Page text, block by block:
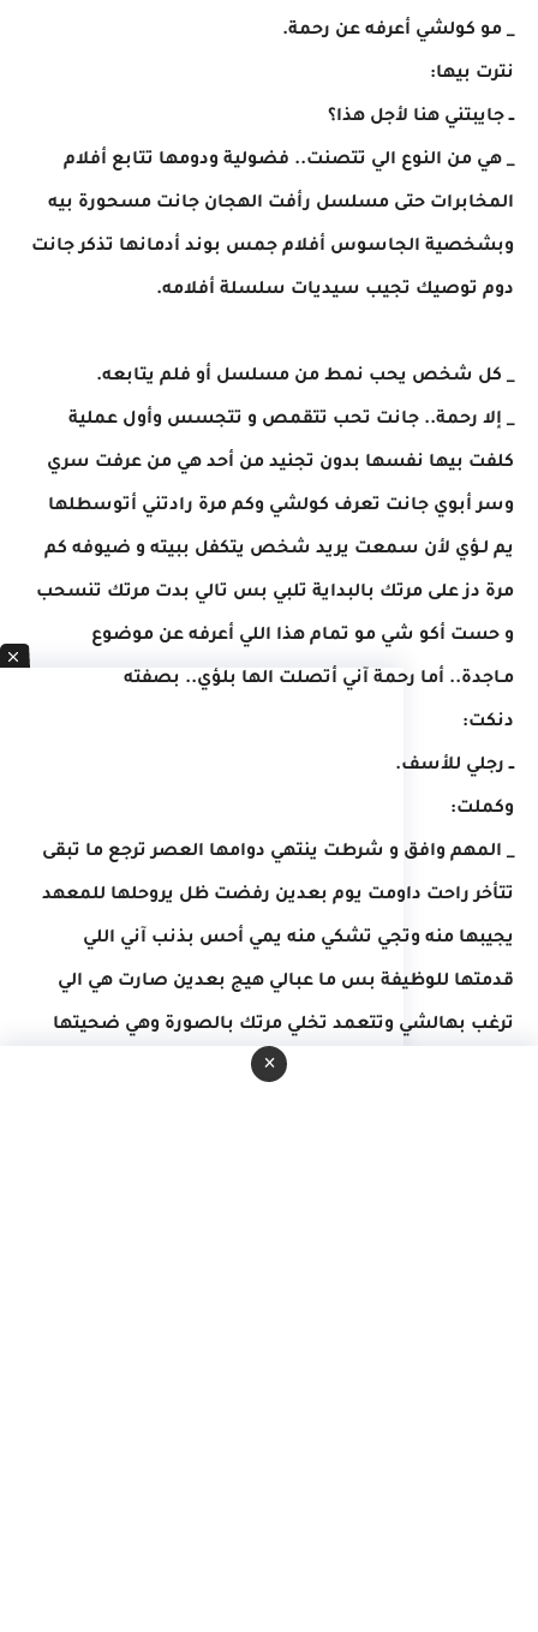
_ مو كولشي أعرفه عن رحمة.
نترت بيها:
ــ جايبتني هنا لأجل هذا؟
_ هي من النوع الي تتصنت.. فضولية ودومها تتابع أفلام
المخابرات حتى مسلسل رأفت الهجان جانت مسحورة بيه
وبشخصية الجاسوس أفلام جمس بوند أدمانها تذكر جانت
دوم توصيك تجيب سيديات سلسلة أفلامه.
_ كل شخص يحب نمط من مسلسل أو فلم يتابعه.
_ إلا رحمة.. جانت تحب تتقمص و تتجسس وأول عملية
كلفت بيها نفسها بدون تجنيد من أحد هي من عرفت سري
وسر أبوي جانت تعرف كولشي وكم مرة رادتني أتوسطلها
يم لـؤي لأن سمعت يريد شخص يتكفل ببيته و ضيوفه كم
مرة دز على مرتك بالبداية تلبي بس تالي بدت مرتك تنسحب
و حست أكو شي مو تمام هذا اللي أعرفه عن موضوع
مـاجدة.. أما رحمة آني أتصلت الها بلؤي.. بصفته
دنكت:
ــ رجلي للأسف.
وكملت:
_ المهم وافق و شرطت ينتهي دوامها العصر ترجع ما تبقى
تتأخر راحت داومت يوم بعدين رفضت ظل يروحلها للمعهد
يجيبها منه وتجي تشكي منه يمي أحس بذنب آني اللي
قدمتها للوظيفة بس ما عبالي هيج بعدين صارت هي الي
ترغب بهالشي وتتعمد تخلي مرتك بالصورة وهي ضحيتها
وهي الي تأخذها تروح لبيت لـؤي رغم إن الواقع من قبل لا
×